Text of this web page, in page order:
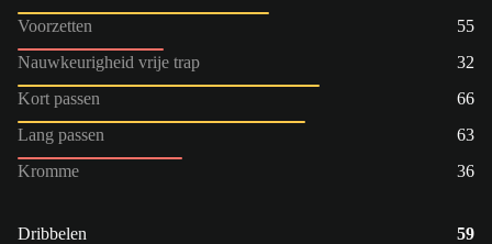
Voorzetten
55
Nauwkeurigheid vrije trap
32
Kort passen
66
Lang passen
63
Kromme
36
Dribbelen
59